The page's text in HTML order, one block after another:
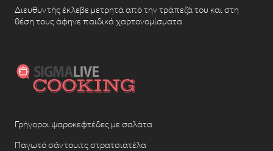
Διευθυντής έκλεβε μετρητά από την τράπεζά του και στη
θέση τους άφηνε παιδικά χαρτονομίσματα
Γρήγοροι ψαροκεφτέδες με σαλάτα
Παγωτό σάντουιτς στρατσιατέλα